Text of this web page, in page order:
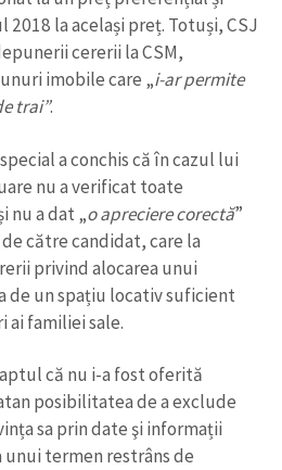
Despre ZdG
на русском
2018 la același preț. Totuși, CSJ
cererii la CSM,
imobile care „i-ar permite
trai”.
a conchis că în cazul lui
nu a verificat toate
nu a dat „o apreciere corectă”
către candidat, care la
privind alocarea unui
de un spațiu locativ suficient
familiei sale.
că nu i-a fost oferită
posibilitatea de a exclude
sa prin date şi informații
termen restrâns de